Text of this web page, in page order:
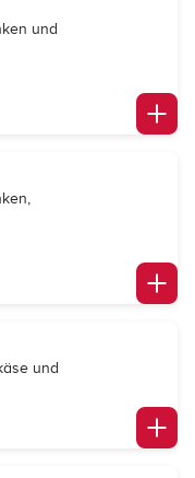
und
und